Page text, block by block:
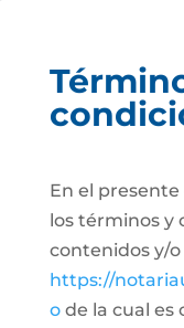
En el
los términos y
contenidos y/
https://
ode la cual es